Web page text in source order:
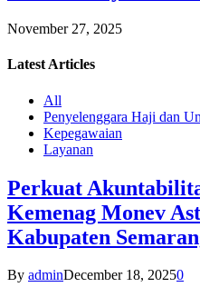
November 27, 2025
Latest Articles
All
Penyelenggara Haji dan
Kepegawaian
Layanan
Perkuat
Kemenag Monev
Kabupaten
By adminDecember 18, 20250